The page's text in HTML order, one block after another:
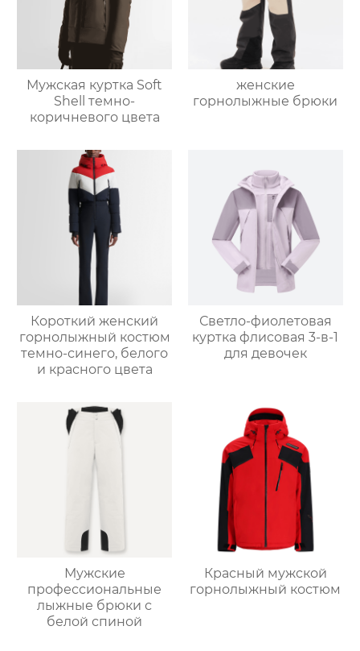
Мужская куртка Soft
Shell темно-
коричневого цвета
женские
горнолыжные брюки
Короткий женский
горнолыжный костюм
темно-синего, белого
и красного цвета
Светло-фиолетовая
куртка флисовая 3-в-1
для девочек
Мужские
профессиональные
лыжные брюки с
белой спиной
Красный мужской
горнолыжный костюм